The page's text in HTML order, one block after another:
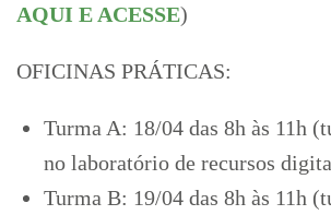
AQUI E ACESSE)
OFICINAS PRÁTICAS:
Turma A: 18/04 das 8h às 11h
no laboratório de recursos
Turma B: 19/04 das 8h às 11h